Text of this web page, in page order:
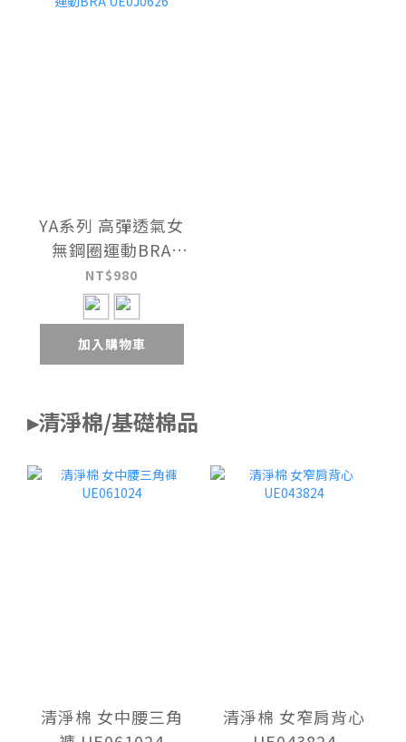
YA系列 高彈透氣女
無鋼圈運動BRA
UE0J0626
NT$980
加入購物車
▸清淨棉/基礎棉品
清淨棉 女中腰三角
清淨棉 女窄肩背心